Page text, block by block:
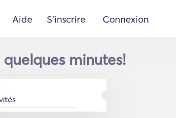
Aide S'inscrire Connexion
minutes!